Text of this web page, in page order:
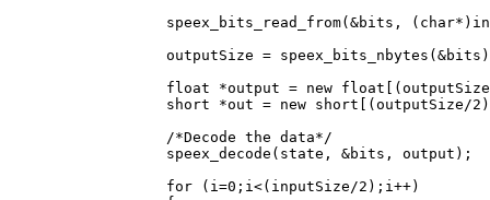
speex_bits_read_from(&bits,
outputSize =
float *output = new
short *out = new short[(outputSize/
/*Decode the data*/
speex_decode(state, &bits, output);
for (i=0;i<(inputSize/2);i++)